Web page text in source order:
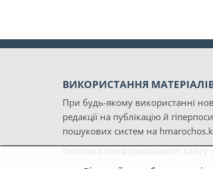
ВИКОРИСТАННЯ
При будь-якому використанні
редакції на публікацію й
пошукових систем на